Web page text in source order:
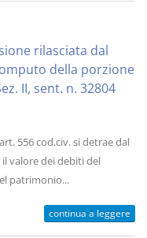
rilasciata dal
della porzione
II, sent. n. 32804
556 cod.civ. si detrae dal
valore dei debiti del
patrimonio...
continua a leggere